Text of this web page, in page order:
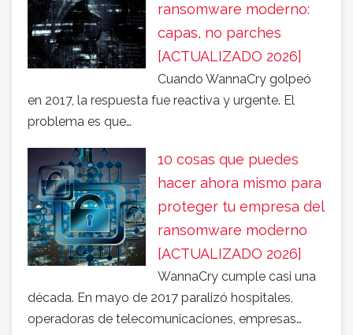
ransomware moderno:
capas, no parches
[ACTUALIZADO 2026]
Cuando WannaCry golpeó
en 2017, la respuesta fue reactiva y urgente. El
problema es que…
10 cosas que puedes
hacer ahora mismo para
proteger tu empresa del
ransomware moderno
[ACTUALIZADO 2026]
WannaCry cumple casi una
década. En mayo de 2017 paralizó hospitales,
operadoras de telecomunicaciones, empresas…